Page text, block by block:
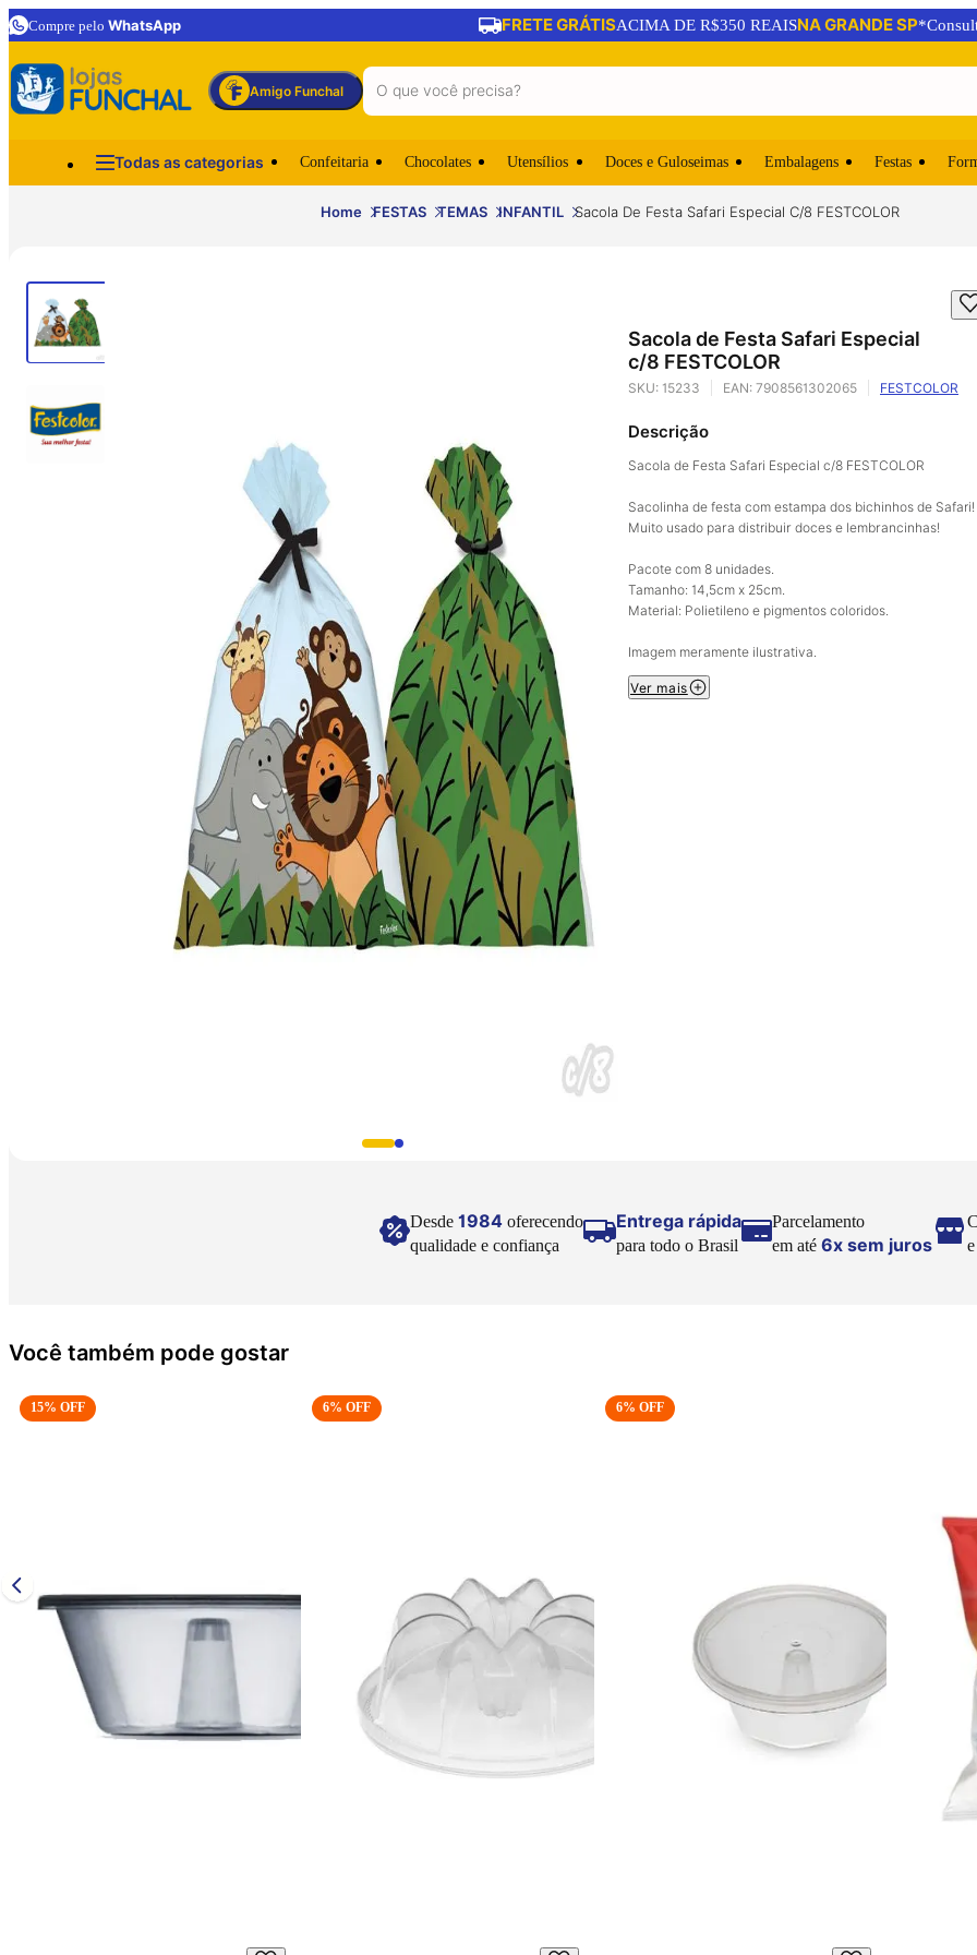
Compre pelo WhatsApp FRETE GRÁTISACIMA DE R$350 REAISNA GRANDE SP
Amigo Funchal
Todas as categorias Confeitaria Chocolates Utensílios Doces e Guloseimas Embalagens Festas
Home FESTAS TEMAS INFANTIL Sacola De Festa Safari Especial C/8 FESTCOLOR
Sacola de Festa Safari Especial
c/8 FESTCOLOR
SKU: 15233 EAN: 7908561302065 FESTCOLOR
Descrição
Sacola de Festa Safari Especial c/8 FESTCOLOR
Sacolinha de festa com estampa dos bichinhos de Safari!
Muito usado para distribuir doces e lembrancinhas!
Pacote com 8 unidades.
Tamanho: 14,5cm x 25cm.
Material: Polietileno e pigmentos coloridos.
Imagem meramente ilustrativa.
Ver mais
Desde 1984 oferecendo
qualidade e confiança
Entrega rápida
para todo o Brasil
Parcelamento
em até 6x sem juros
Você também pode gostar
15% OFF 6% OFF 6% OFF